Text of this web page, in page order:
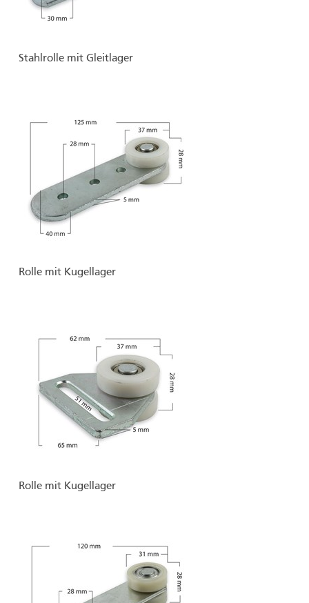
Stahlrolle mit Gleitlager
Rolle mit Kugellager
Rolle mit Kugellager